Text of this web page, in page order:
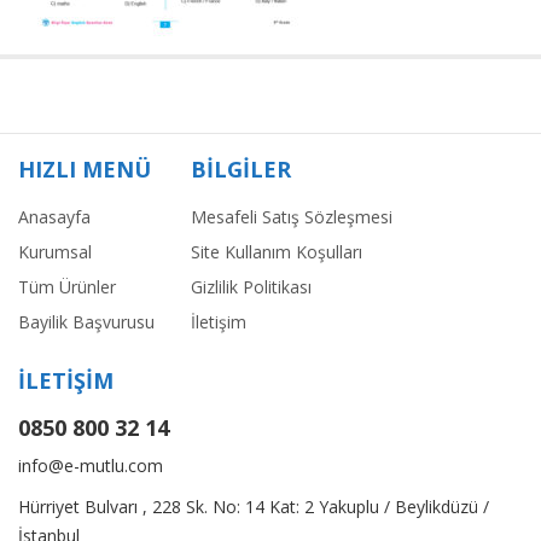
HIZLI MENÜ
Anasayfa
Kurumsal
Tüm Ürünler
Bayilik Başvurusu
BİLGİLER
Mesafeli Satış Sözleşmesi
Site Kullanım Koşulları
Gizlilik Politikası
İletişim
İLETİŞİM
0850 800 32 14
info@e-mutlu.com
Hürriyet Bulvarı , 228 Sk. No: 14 Kat: 2 Yakuplu / Beylikdüzü /
İstanbul